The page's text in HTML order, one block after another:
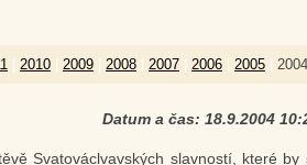
2010 2009 2008 2007 2006 2005 2004
Datum a čas: 18.9.2004
Svatováclvavských slavností, které by